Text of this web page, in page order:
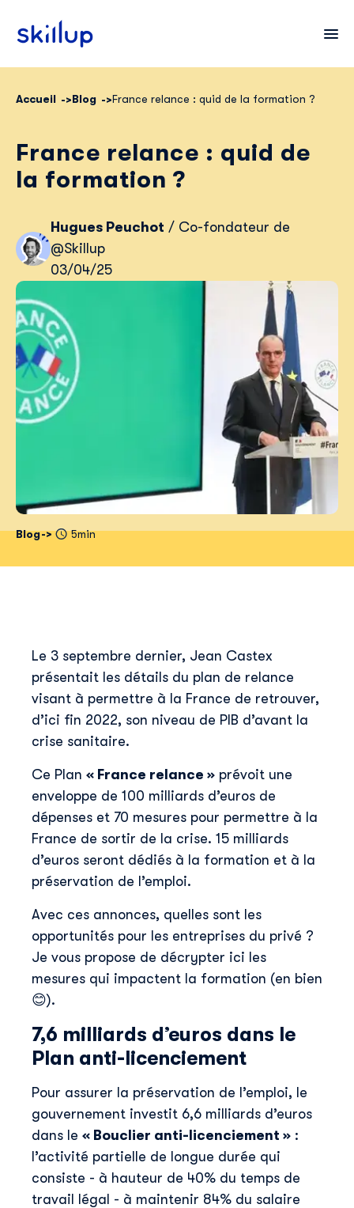
Secteurs
Tarifs
Accueil Blog France relance : quid de la formation ?
Blog 5min
France relance : quid de
la formation ?
Hugues Peuchot / Co-fondateur de
@Skillup
03/04/25
Le 3 septembre dernier, Jean Castex
présentait les détails du plan de relance
visant à permettre à la France de retrouver,
d’ici fin 2022, son niveau de PIB d’avant la
crise sanitaire.
Ce Plan « France relance » prévoit une
enveloppe de 100 milliards d’euros de
dépenses et 70 mesures pour permettre à la
France de sortir de la crise. 15 milliards
d’euros seront dédiés à la formation et à la
préservation de l’emploi.
Avec ces annonces, quelles sont les
opportunités pour les entreprises du privé ?
Je vous propose de décrypter ici les
mesures qui impactent la formation (en bien
😊).
7,6 milliards d’euros dans le
Plan anti-licenciement
Pour assurer la préservation de l’emploi, le
gouvernement investit 6,6 milliards d’euros
dans le « Bouclier anti-licenciement » :
l’activité partielle de longue durée qui
consiste - à hauteur de 40% du temps de
travail légal - à maintenir 84% du salaire